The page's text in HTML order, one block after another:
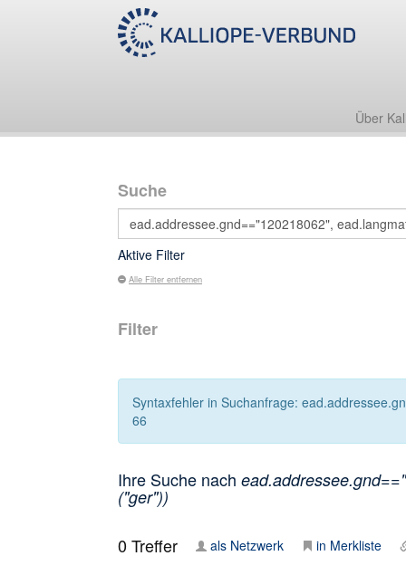
Über
Suche
Aktive Filter
Alle Filter entfernen
Filter
Syntaxfehler in Suchanfrage:
66
Ihre Suche nach
("ger"))
0Treffer als Netzwerk in Merkliste